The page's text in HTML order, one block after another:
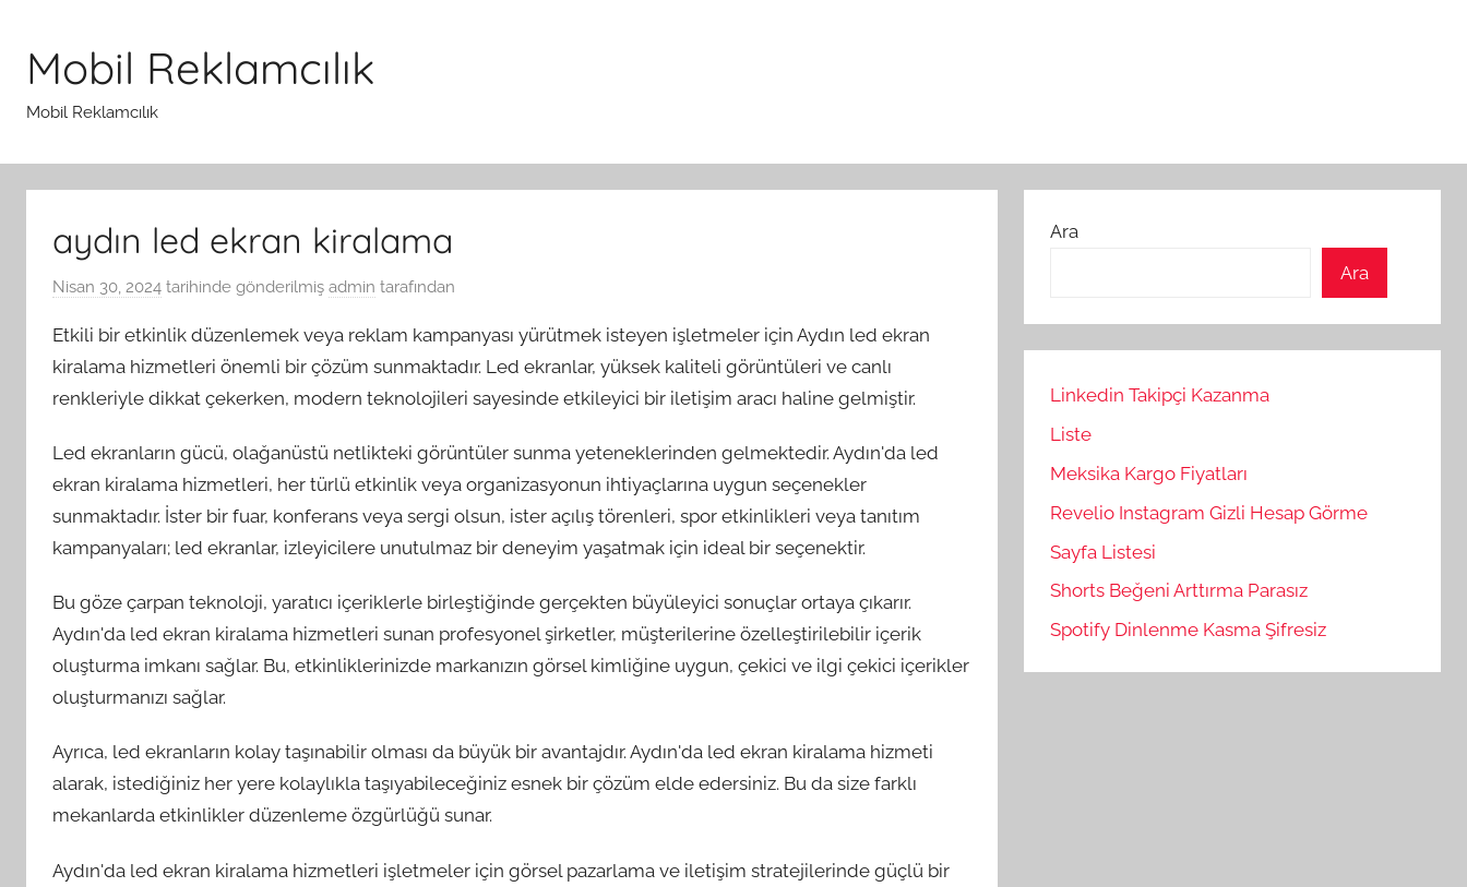
Mobil Reklamcılık
Mobil Reklamcılık
aydın led ekran kiralama
Nisan 30, 2024 tarihinde gönderilmiş admin tarafından
Etkili bir etkinlik düzenlemek veya reklam kampanyası yürütmek isteyen işletmeler için Aydın led ekran
kiralama hizmetleri önemli bir çözüm sunmaktadır. Led ekranlar, yüksek kaliteli görüntüleri ve canlı
renkleriyle dikkat çekerken, modern teknolojileri sayesinde etkileyici bir iletişim aracı haline gelmiştir.
Led ekranların gücü, olağanüstü netlikteki görüntüler sunma yeteneklerinden gelmektedir. Aydın'da led
ekran kiralama hizmetleri, her türlü etkinlik veya organizasyonun ihtiyaçlarına uygun seçenekler
sunmaktadır. İster bir fuar, konferans veya sergi olsun, ister açılış törenleri, spor etkinlikleri veya tanıtım
kampanyaları; led ekranlar, izleyicilere unutulmaz bir deneyim yaşatmak için ideal bir seçenektir.
Bu göze çarpan teknoloji, yaratıcı içeriklerle birleştiğinde gerçekten büyüleyici sonuçlar ortaya çıkarır.
Aydın'da led ekran kiralama hizmetleri sunan profesyonel şirketler, müşterilerine özelleştirilebilir içerik
oluşturma imkanı sağlar. Bu, etkinliklerinizde markanızın görsel kimliğine uygun, çekici ve ilgi çekici içerikler
oluşturmanızı sağlar.
Ayrıca, led ekranların kolay taşınabilir olması da büyük bir avantajdır. Aydın'da led ekran kiralama hizmeti
alarak, istediğiniz her yere kolaylıkla taşıyabileceğiniz esnek bir çözüm elde edersiniz. Bu da size farklı
mekanlarda etkinlikler düzenleme özgürlüğü sunar.
Aydın'da led ekran kiralama hizmetleri işletmeler için görsel pazarlama ve iletişim stratejilerinde güçlü bir
Ara
Ara
Linkedin Takipçi Kazanma
Liste
Meksika Kargo Fiyatları
Revelio Instagram Gizli Hesap Görme
Sayfa Listesi
Shorts Beğeni Arttırma Parasız
Spotify Dinlenme Kasma Şifresiz